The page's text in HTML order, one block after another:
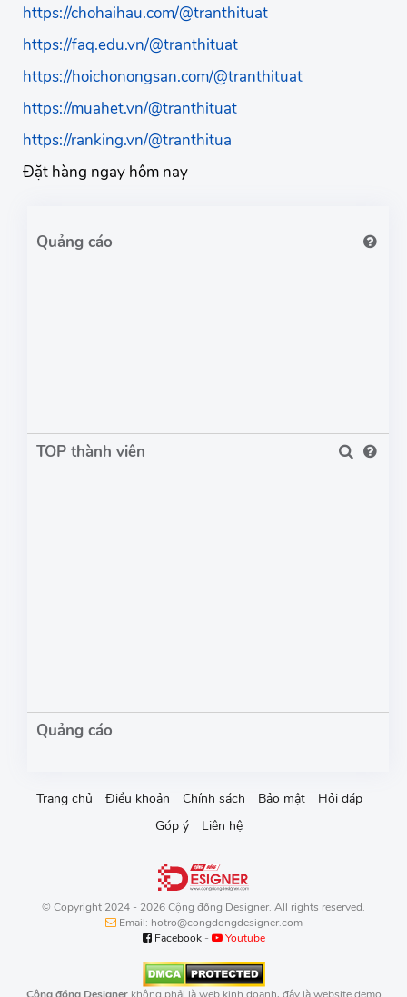
https://chohaihau.com/@tranthituat
https://faq.edu.vn/@tranthituat
https://hoichonongsan.com/@tranthituat
https://muahet.vn/@tranthituat
https://ranking.vn/@tranthitua
Đặt hàng ngay hôm nay
TOP thành viên
Trang chủ Điều khoản Chính sách Bảo mật
Hỏi đáp
Góp ý
Liên hệ
© Copyright 2024 - 2026 Cộng đồng Designer. All rights reserved.
Email: hotro@congdongdesigner.com
Facebook- Youtube